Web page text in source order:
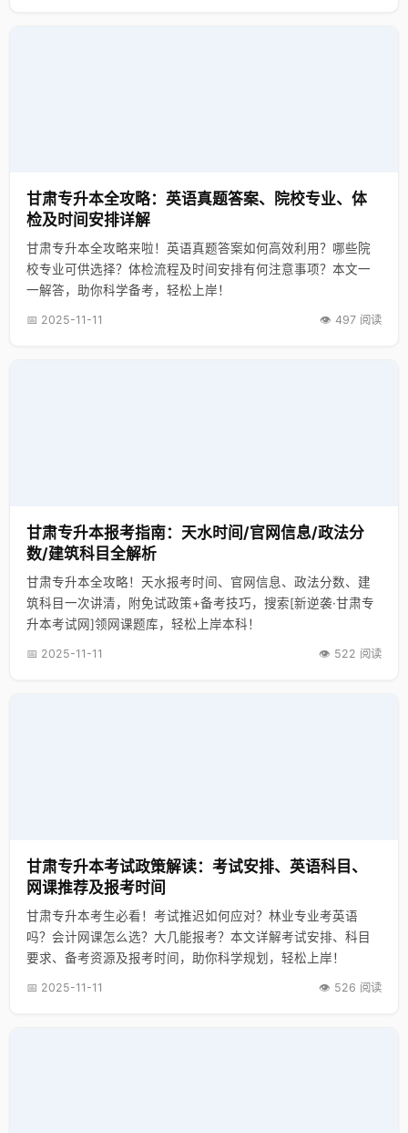
甘肃专升本全攻略：英语真题答案、院校专业、体
检及时间安排详解
甘肃专升本全攻略来啦！英语真题答案如何高效利用？哪些院
校专业可供选择？体检流程及时间安排有何注意事项？本文一
一解答，助你科学备考，轻松上岸！
📅 2025-11-11 👁️ 497 阅读
甘肃专升本报考指南：天水时间/官网信息/政法分
数/建筑科目全解析
甘肃专升本全攻略！天水报考时间、官网信息、政法分数、建
筑科目一次讲清，附免试政策+备考技巧，搜索[新逆袭·甘肃专
升本考试网]领网课题库，轻松上岸本科！
📅 2025-11-11 👁️ 522 阅读
甘肃专升本考试政策解读：考试安排、英语科目、
网课推荐及报考时间
甘肃专升本考生必看！考试推迟如何应对？林业专业考英语
吗？会计网课怎么选？大几能报考？本文详解考试安排、科目
要求、备考资源及报考时间，助你科学规划，轻松上岸！
📅 2025-11-11 👁️ 526 阅读